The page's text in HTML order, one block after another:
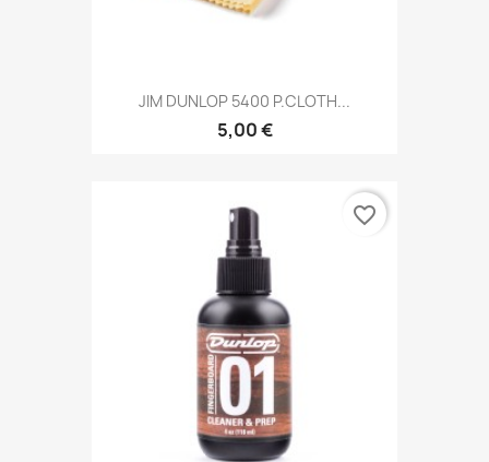
JIM DUNLOP 5400 P.CLOTH...
5,00 €
favorite_border